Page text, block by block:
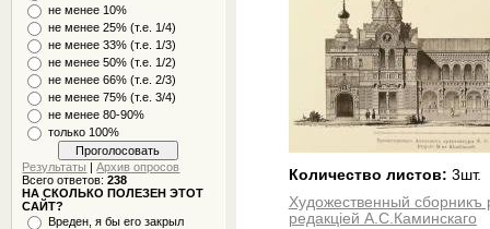
не менее 10%
не менее 25% (т.е. 1/4)
не менее 33% (т.е. 1/3)
не менее 50% (т.е. 1/2)
не менее 66% (т.е. 2/3)
не менее 75% (т.е. 3/4)
не менее 80-90%
только 100%
Результаты |Архив опросов
Всего ответов:238
НА СКОЛЬКО ПОЛЕЗЕН ЭТОТ
САЙТ?
Вреден, я бы его закрыл
Количество листов: 3шт.
Художественный сборникъ
редакцiей А.С.Каминскаго